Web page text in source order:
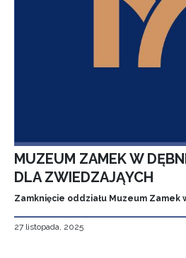
MUZEUM ZAMEK W
DLA ZWIEDZAJĄYCH
Zamknięcie oddziału Muzeum Zamek
27 listopada, 2025